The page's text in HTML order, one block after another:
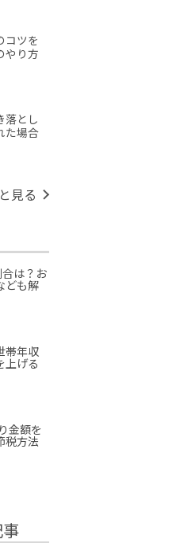
コツを
やり方
落とし
た場合
見る
は？お
ども解
帯年収
上げる
金額を
税方法